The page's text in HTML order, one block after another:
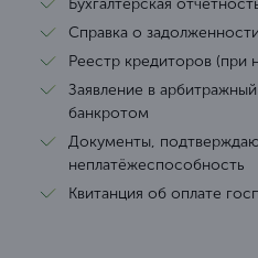
Бухгалтерская
Справка о
Реестр кредиторов (при
Заявление в
банкротом
Документы,
неплатёжеспособность
Квитанция об оплате